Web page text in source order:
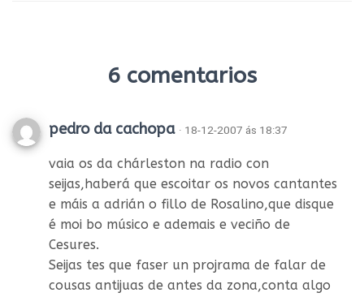
6 comentarios
pedro da cachopa · 18-12-2007 ás 18:37
vaia os da chárleston na radio con
seijas,haberá que escoitar os novos cantantes
e máis a adrián o fillo de Rosalino,que disque
é moi bo músico e ademais e veciño de
Cesures.
Seijas tes que faser un projrama de falar de
cousas antijuas de antes da zona,conta algo